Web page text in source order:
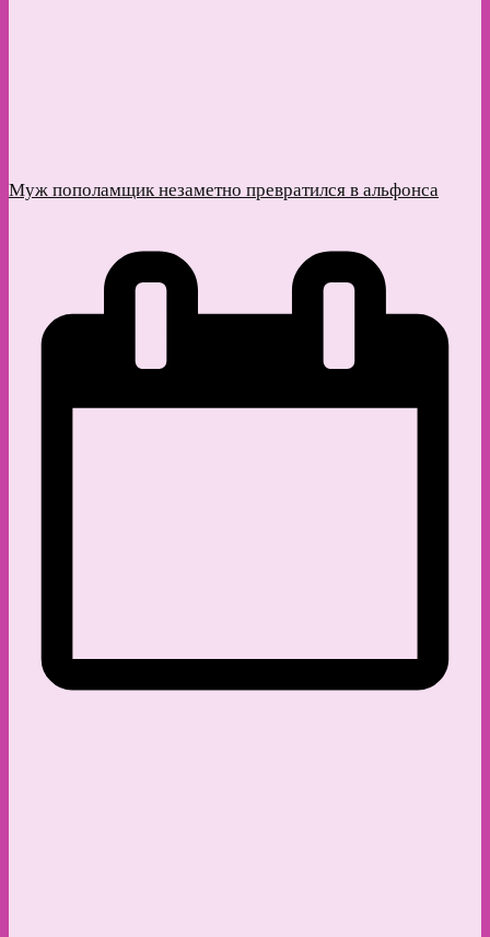
Муж пополамщик незаметно превратился в альфонса